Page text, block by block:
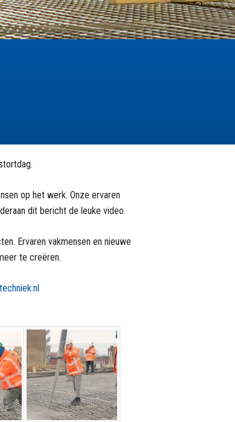
op het werk. Onze ervaren
dit bericht de leuke video.
Ervaren vakmensen en nieuwe
te creëren.